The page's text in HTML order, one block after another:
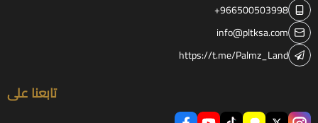
+966500503998
info@pltksa.com
https://t.me/Palmz_Land
تابعنا على